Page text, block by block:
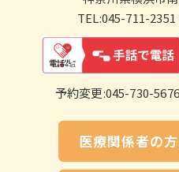
TEL:045-711-
予約変更:045-730-
医療関係者の方